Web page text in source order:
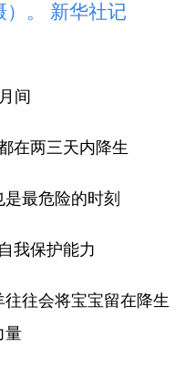
）。 新华社记
间
在两三天内降生
最危险的时刻
我保护能力
往会将宝宝留在降生
量